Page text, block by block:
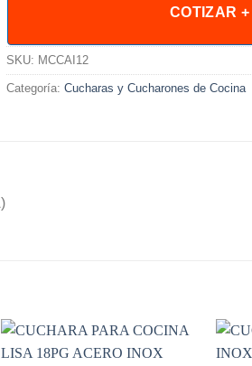
COTIZAR +
SKU: MCCAI12
Categoría: Cucharas y Cucharones de Cocina